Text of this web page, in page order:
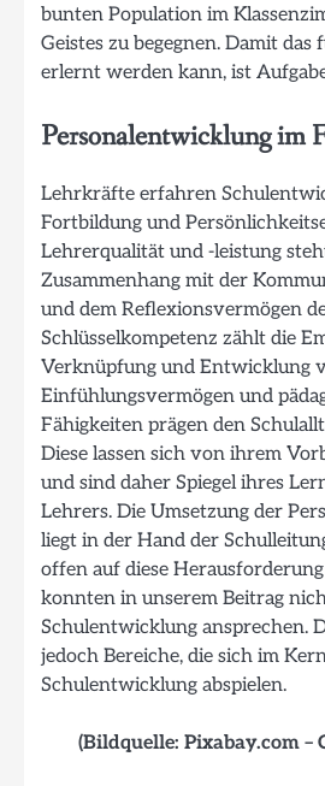
bunten Population im
Geistes zu begegnen. Damit
erlernt werden kann, ist
Personalentwicklung im
Lehrkräfte erfahren
Fortbildung und
Lehrerqualität und -leistung
Zusammenhang mit der
und dem Reflexionsvermögen
Schlüsselkompetenz zählt die
Verknüpfung und Entwicklung
Einfühlungsvermögen und
Fähigkeiten prägen den
Diese lassen sich von ihrem
und sind daher Spiegel ihres
Lehrers. Die Umsetzung der
liegt in der Hand der
offen auf diese
konnten in unserem Beitrag
Schulentwicklung ansprechen.
jedoch Bereiche, die sich im
Schulentwicklung abspielen.
(Bildquelle: Pixabay.com –